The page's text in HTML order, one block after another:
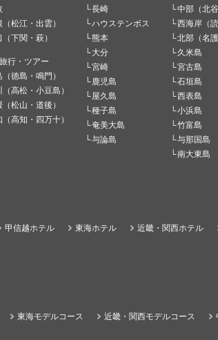
（松江・出雲）
（下関・萩）
行・ツアー
（徳島・鳴門）
（高松・小豆島）
（松山・道後）
（高知・四万十）
長崎
ハウステンボス
熊本
大分
宮崎
鹿児島
屋久島
種子島
奄美大島
与論島
中部（北
西海岸（
北部（名
久米島
宮古島
石垣島
西表島
小浜島
竹富島
与那国島
南大東島
甲信越ホテル 東海ホテル 近畿・関西ホテル
東海モデルコース 近畿・関西モデルコース